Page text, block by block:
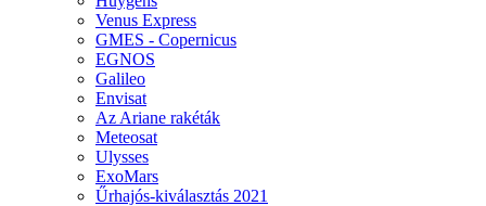
Venus Express
GMES - Copernicus
EGNOS
Galileo
Envisat
Az Ariane rakéták
Meteosat
Ulysses
ExoMars
Űrhajós-kiválasztás 2021